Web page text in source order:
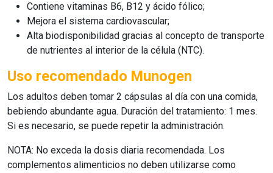
Contiene vitaminas B6, B12 y ácido fólico;
Mejora el sistema cardiovascular;
Alta biodisponibilidad gracias al concepto de transporte
de nutrientes al interior de la célula (NTC).
Uso recomendado Munogen
Los adultos deben tomar 2 cápsulas al día con una comida,
bebiendo abundante agua. Duración del tratamiento: 1 mes.
Si es necesario, se puede repetir la administración.
NOTA: No exceda la dosis diaria recomendada. Los
complementos alimenticios no deben utilizarse como